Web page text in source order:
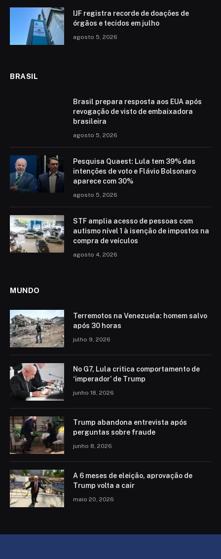
IJF registra recorde de doações de
órgãos e tecidos em julho
agosto 5, 2026
BRASIL
Brasil prepara resposta aos EUA após
revogação de visto de embaixadora
brasileira
agosto 5, 2026
Pesquisa Quaest: Lula tem 39% das
intenções de voto e Flávio Bolsonaro
aparece com 30%
agosto 5, 2026
STF amplia acesso de pessoas com
autismo nível 1 à isenção de impostos na
compra de veículos
agosto 4, 2026
MUNDO
Terremotos na Venezuela: homem salvo
após 30 horas
julho 9, 2026
No G7, Lula critica comportamento de
‘imperador’ de Trump
junho 18, 2026
Trump abandona entrevista após
perguntas sobre fraude
junho 8, 2026
A 6 meses de eleição, aprovação de
Trump volta a cair
maio 20, 2026